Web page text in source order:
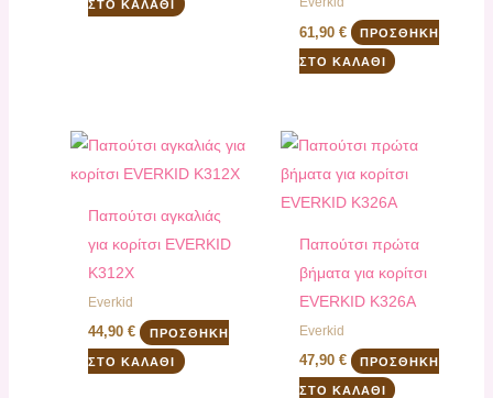
ΣΤΟ ΚΑΛΆΘΙ
61,90 € ΠΡΟΣΘΉΚΗ
ΣΤΟ ΚΑΛΆΘΙ
Παπούτσι αγκαλιάς
για κορίτσι EVERKID
K312X
Everkid
44,90€ ΠΡΟΣΘΉΚΗ
ΣΤΟ ΚΑΛΆΘΙ
Παπούτσι πρώτα
βήματα για κορίτσι
EVERKID K326A
Everkid
47,90 € ΠΡΟΣΘΉΚΗ
ΣΤΟ ΚΑΛΆΘΙ